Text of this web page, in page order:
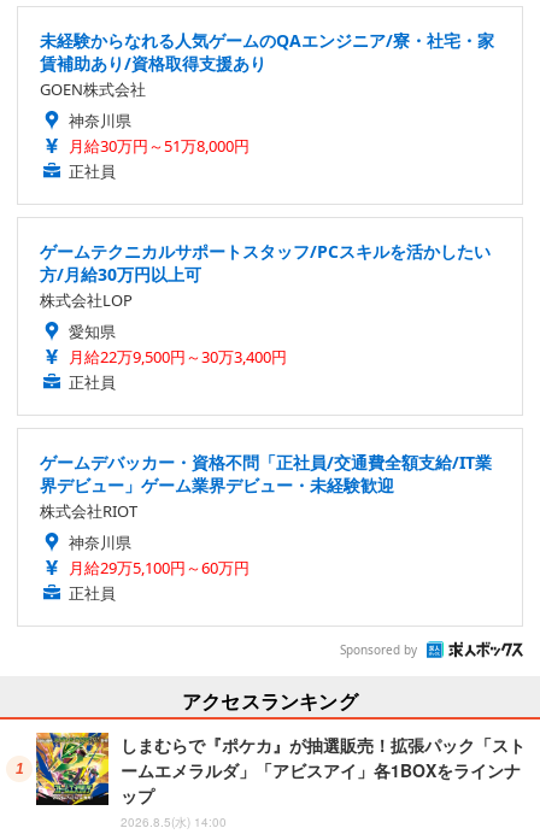
未経験からなれる人気ゲームのQAエンジニア/寮・社宅・家
賃補助あり/資格取得支援あり
GOEN株式会社
神奈川県
月給30万円～51万8,000円
正社員
ゲームテクニカルサポートスタッフ/PCスキルを活かしたい
方/月給30万円以上可
株式会社LOP
愛知県
月給22万9,500円～30万3,400円
正社員
ゲームデバッカー・資格不問「正社員/交通費全額支給/IT業
界デビュー」ゲーム業界デビュー・未経験歓迎
株式会社RIOT
神奈川県
月給29万5,100円～60万円
正社員
Sponsored by
アクセスランキング
しまむらで『ポケカ』が抽選販売！拡張パック「スト
ームエメラルダ」「アビスアイ」各1BOXをラインナ
ップ
2026.8.5(水) 14:00